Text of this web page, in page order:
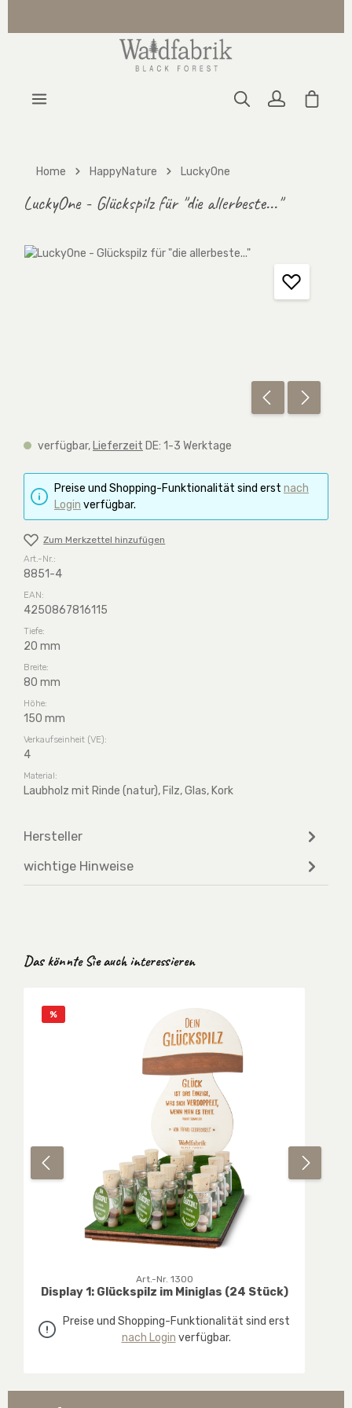
Home HappyNature LuckyOne
LuckyOne - Glückspilz für "die allerbeste..."
Bildergalerie überspringen
verfügbar, Lieferzeit DE: 1-3 Werktage
Preise und Shopping-Funktionalität sind erst nach
Login verfügbar.
Zum Merkzettel hinzufügen
Art.-Nr.:
8851-4
EAN:
4250867816115
Tiefe:
20 mm
Breite:
80 mm
Höhe:
150 mm
Verkaufseinheit (VE):
4
Material:
Laubholz mit Rinde (natur), Filz, Glas, Kork
Hersteller
wichtige Hinweise
Produktgalerie überspringen
Das könnte Sie auch interessieren
Rabatt
%
Art.-Nr. 1300
Display 1: Glückspilz im Miniglas (24 Stück)
Preise und Shopping-Funktionalität sind erst
nach Login verfügbar.